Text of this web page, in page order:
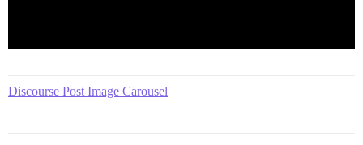
Discourse Post Image Carousel